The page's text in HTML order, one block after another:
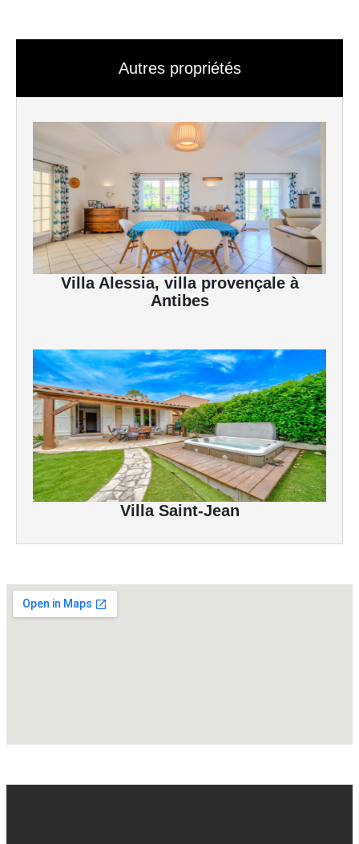
Autres propriétés
Villa Alessia, villa provençale à
Antibes
Villa Saint-Jean